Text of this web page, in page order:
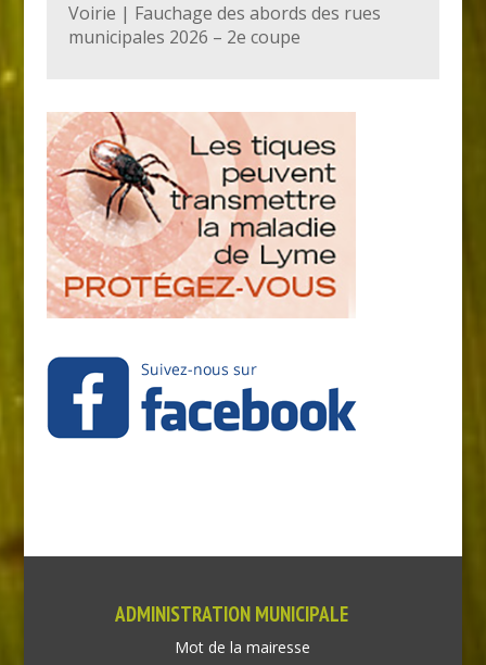
Voirie | Fauchage des abords des rues
municipales 2026 – 2e coupe
ADMINISTRATION MUNICIPALE
Mot de la mairesse